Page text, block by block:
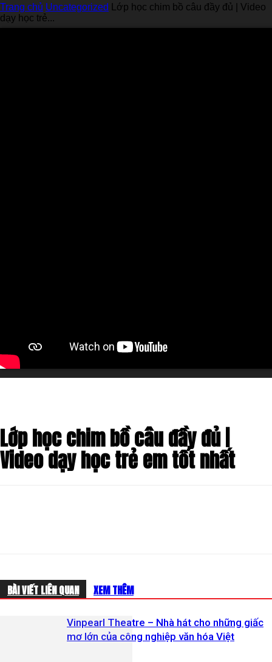
Trang chủ Uncategorized
Lớp học chim bồ câu đầy đủ | Video
dạy học trẻ...
Lớp học chim bồ câu đầy đủ |
Video dạy học trẻ em tốt nhất
BÀI VIẾT LIÊN QUAN XEM THÊM
Vinpearl Theatre – Nhà hát cho những giấc
mơ lớn của công nghiệp văn hóa Việt